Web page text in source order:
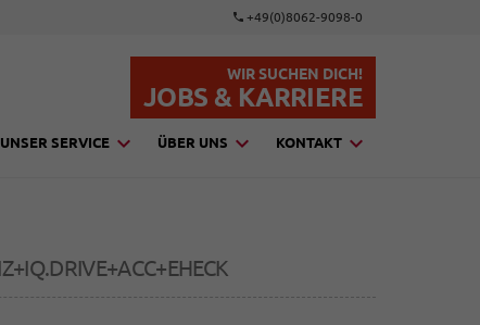
+49(0)8062-9098-0
WIR SUCHEN DICH!
JOBS & KARRIERE
UNSER SERVICE ÜBER UNS KONTAKT